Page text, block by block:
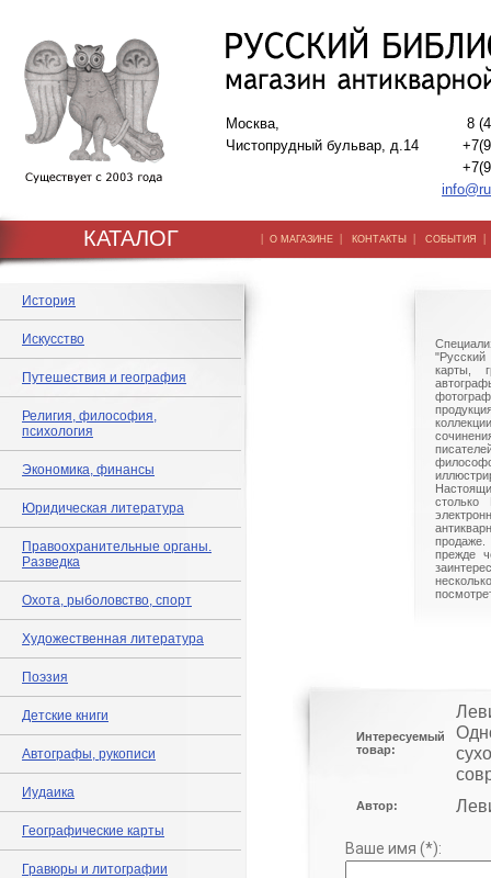
Москва,
Чистопрудный бульвар, д.14
8
КАТАЛОГ | О МАГАЗИНЕ | КОНТАКТЫ | СОБЫТИЯ
История
Искусство
Путешествия и география
Религия, философия,
психология
Экономика, финансы
Юридическая литература
Правоохранительные органы.
Разведка
Охота, рыболовство, спорт
Художественная литература
Поэзия
Детские книги
Автографы, рукописи
Иудаика
Географические карты
Гравюры и литографии
"Русский
карты,
столько
прежде
Интересуемый
товар:
Автор:
Ваше имя (*):